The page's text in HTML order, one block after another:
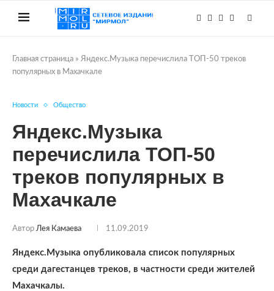
Главная страница » Яндекс.Музыка перечислила ТОП-50 треков
популярных в Махачкале
Новости Общество
Яндекс.Музыка
перечислила ТОП-50
треков популярных в
Махачкале
Автор Лея Камаева 11.09.2019
Яндекс.Музыка опубликовала список популярных
среди дагестанцев треков, в частности среди жителей
Махачкалы.